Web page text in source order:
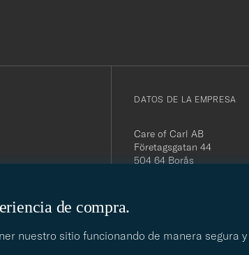
de compra.
nuestro sitio funcionando de manera segura
DATOS DE LA EMPRESA
Care of Carl AB
Företagsgatan 44
504 64 Borås
5PM CET/CEST